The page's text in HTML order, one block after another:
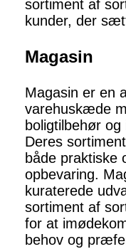
sortiment af
kunder, der
Magasin
Magasin er en
varehuskæde
boligtilbehør
Deres
både praktiske
opbevaring.
kuraterede
sortiment af
for at
behov og